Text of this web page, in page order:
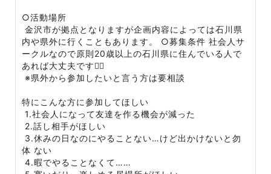
○活動場所
金沢市が拠点となりますが企画内容によっては石川県
内や県外に行くこともあります。 ○募集条件 社会人サ
ークルなので原則20歳以上の石川県に住んでいる人で
あれば大丈夫です🙆‍♂️
※県外から参加したいと言う方は要相談
特にこんな方に参加してほしい
1.社会人になって友達を作る機会が減った
2.話し相手がほしい
3.休みの日なのにやることない…けど出かけないと勿
体 ない
4.暇でやることなくて……